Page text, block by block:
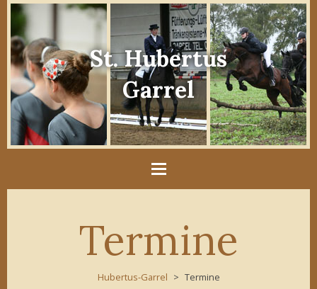
St. Hubertus
Garrel
Termine
Hubertus-Garrel Termine